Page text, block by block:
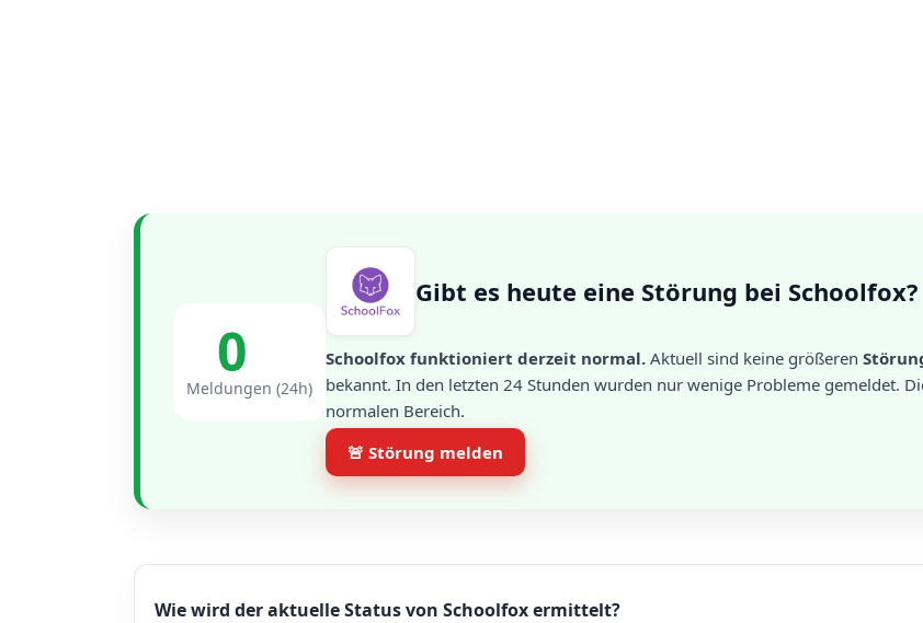
0
Meldungen (24h)
Gibt es heute eine Störung bei Schoolfox?
Schoolfox funktioniert derzeit normal. Aktuell sind keine größeren
bekannt. In den letzten 24 Stunden wurden nur wenige Probleme gemeldet.
normalen Bereich.
🚨 Störung melden
Wie wird der aktuelle Status von Schoolfox ermittelt?